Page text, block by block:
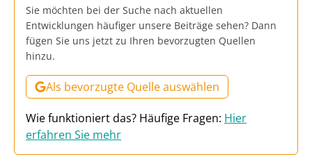
Sie möchten bei der Suche nach aktuellen
Entwicklungen häufiger unsere Beiträge sehen? Dann
fügen Sie uns jetzt zu Ihren bevorzugten Quellen
hinzu.
Als bevorzugte Quelle auswählen
Wie funktioniert das? Häufige Fragen: Hier
erfahren Sie mehr